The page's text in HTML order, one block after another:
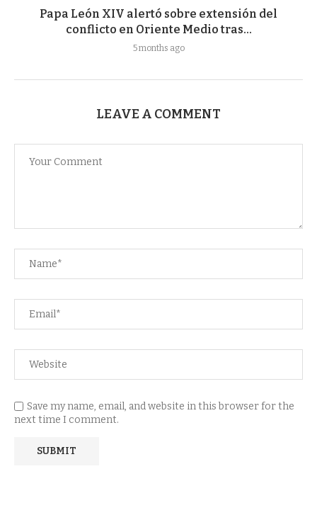
Papa León XIV alertó sobre extensión del
conflicto en Oriente Medio tras...
5 months ago
LEAVE A COMMENT
Save my name, email, and website in this browser for the
next time I comment.